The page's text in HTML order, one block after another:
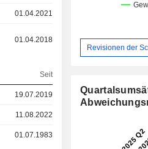
01.04.2021
01.04.2018
Seit
19.07.2019
11.08.2022
01.07.1983
Revisionen der